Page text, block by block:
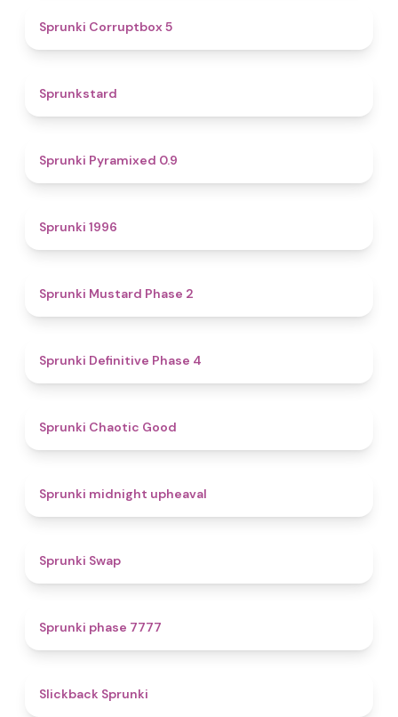
Sprunki Corruptbox 5
Sprunkstard
Sprunki Pyramixed 0.9
Sprunki 1996
Sprunki Mustard Phase 2
Sprunki Definitive Phase 4
Sprunki Chaotic Good
Sprunki midnight upheaval
Sprunki Swap
Sprunki phase 7777
Slickback Sprunki